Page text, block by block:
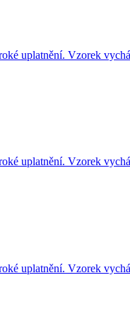
uplatnění. Vzorek
uplatnění. Vzorek
uplatnění. Vzorek